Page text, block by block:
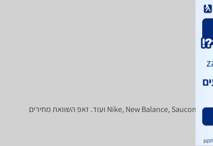
נעליים - ‏Paolo Garage ‏בית המבחר הגדול בארץ של נעלי ספורט, נעלי ריצה, נעלי הרים, נעליים אוסטרליות וכו' של טובי המותגים: Nike, New Balance, Saucony, Blundstone, RedBack ועוד. זאפ השוואת מחירים